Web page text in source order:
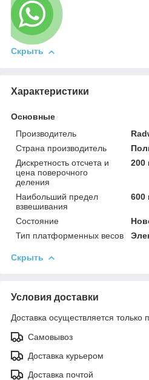
Скрыть
Характеристики
Основные
Производитель
Страна производитель
Дискретность отсчета и
цена поверочного
деления
200
Наибольший предел
взвешивания
600
Состояние
Тип платформенных весов
Скрыть
Условия доставки
Доставка осуществляется только
Самовывоз
Доставка курьером
Доставка почтой